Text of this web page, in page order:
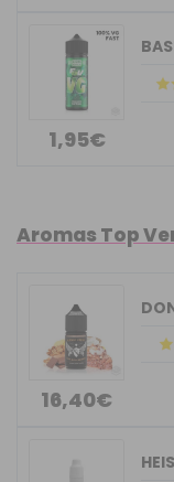
1,95€
Aromas Top
16,40€